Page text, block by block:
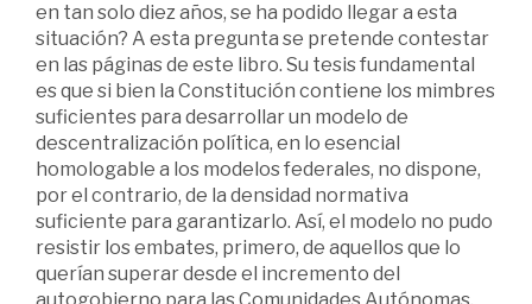
en tan solo diez años, se ha podido llegar a esta
situación? A esta pregunta se pretende contestar
en las páginas de este libro. Su tesis fundamental
es que si bien la Constitución contiene los mimbres
suficientes para desarrollar un modelo de
descentralización política, en lo esencial
homologable a los modelos federales, no dispone,
por el contrario, de la densidad normativa
suficiente para garantizarlo. Así, el modelo no pudo
resistir los embates, primero, de aquellos que lo
querían superar desde el incremento del